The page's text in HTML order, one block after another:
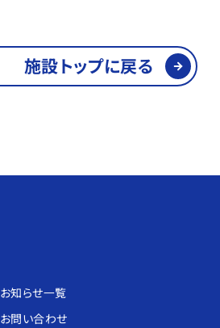
施設トップに戻る
お知らせ⼀覧
お問い合わせ